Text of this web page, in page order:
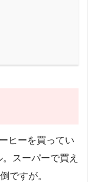
ヒーを買ってい
スーパーで買え
ですが。